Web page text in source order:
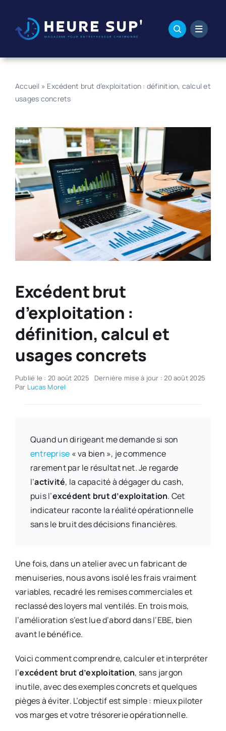
contenu
Accueil » Excédent brut d’exploitation : définition, calcul et
usages concrets
Excédent brut
d’exploitation :
définition, calcul et
usages concrets
Publié le : 20 août 2025
Dernière mise à jour : 20 août 2025
Par Lucas Morel
Quand un dirigeant me demande si son
entreprise « va bien », je commence
rarement par le résultat net. Je regarde
l’activité, la capacité à dégager du cash,
puis l’excédent brut d’exploitation. Cet
indicateur raconte la réalité opérationnelle
sans le bruit des décisions financières.
Une fois, dans un atelier avec un fabricant de
menuiseries, nous avons isolé les frais vraiment
variables, recadré les remises commerciales et
reclassé des loyers mal ventilés. En trois mois,
l’amélioration s’est lue d’abord dans l’EBE, bien
avant le bénéfice.
Voici comment comprendre, calculer et interpréter
l’excédent brut d’exploitation, sans jargon
inutile, avec des exemples concrets et quelques
pièges à éviter. L’objectif est simple : mieux piloter
vos marges et votre trésorerie opérationnelle.